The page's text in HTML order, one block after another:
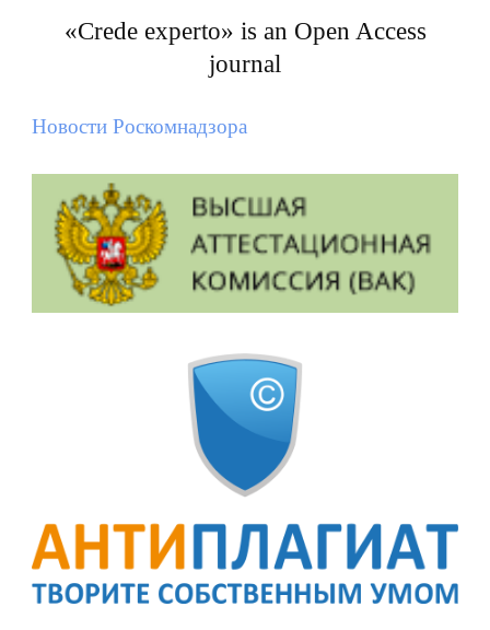
«Crede experto» is an Open Access
journal
Новости Роскомнадзора